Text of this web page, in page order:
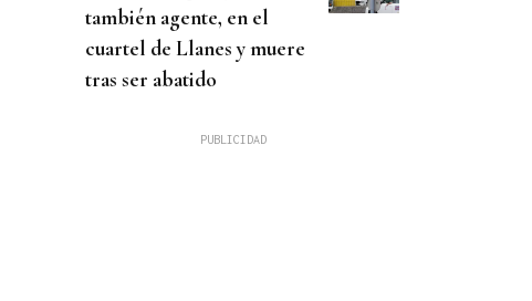
también agente, en el
cuartel de Llanes y muere
tras ser abatido